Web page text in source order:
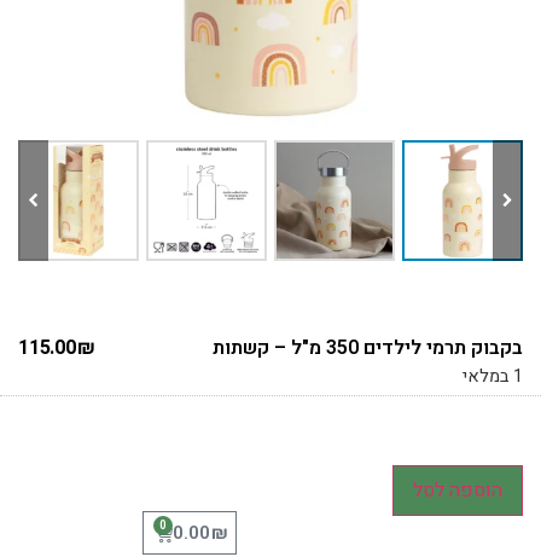
בקבוק תרמי לילדים 350 מ"ל – קשתות 115.00₪
1 במלאי
הוספה לסל
0.00₪
0